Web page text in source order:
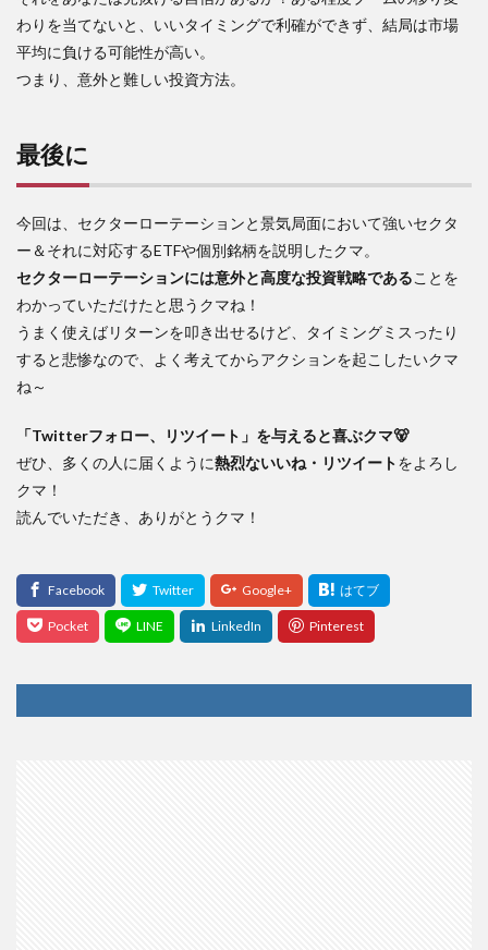
わりを当てないと、いいタイミングで利確ができず、結局は市場
平均に負ける可能性が高い。
つまり、意外と難しい投資方法。
最後に
今回は、セクターローテーションと景気局面において強いセクタ
ー＆それに対応するETFや個別銘柄を説明したクマ。
セクターローテーションには意外と高度な投資戦略であることを
わかっていただけたと思うクマね！
うまく使えばリターンを叩き出せるけど、タイミングミスったり
すると悲惨なので、よく考えてからアクションを起こしたいクマ
ね～
「Twitterフォロー、リツイート」を与えると喜ぶクマ🐻
ぜひ、多くの人に届くように熱烈ないいね・リツイートをよろし
クマ！
読んでいただき、ありがとうクマ！